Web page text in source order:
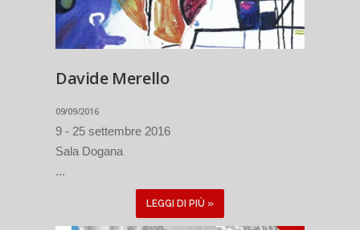
Davide Merello
09/09/2016
9 - 25 settembre 2016
Sala Dogana
...
LEGGI DI PIÙ »